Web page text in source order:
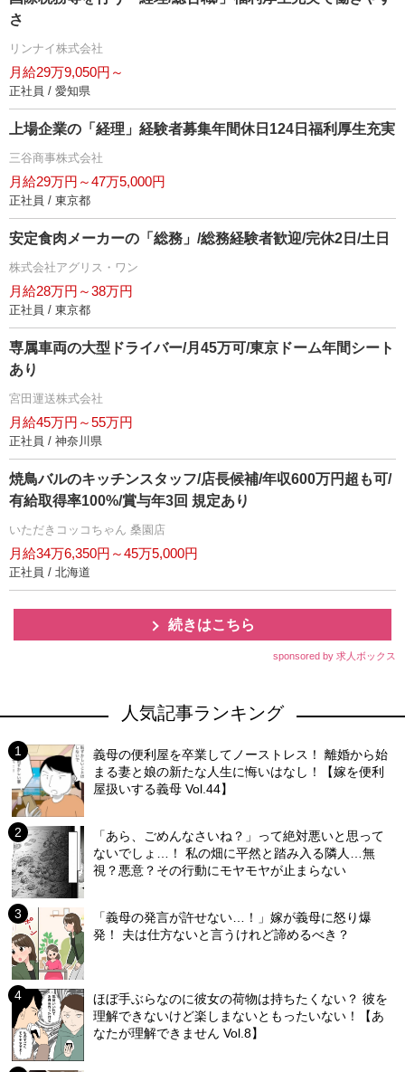
さ
リンナイ株式会社
月給29万9,050円～
正社員 / 愛知県
上場企業の「経理」経験者募集年間休日124日福利厚生充実
三谷商事株式会社
月給29万円～47万5,000円
正社員 / 東京都
安定食肉メーカーの「総務」/総務経験者歓迎/完休2日/土日
株式会社アグリス・ワン
月給28万円～38万円
正社員 / 東京都
専属車両の大型ドライバー/月45万可/東京ドーム年間シート
あり
宮田運送株式会社
月給45万円～55万円
正社員 / 神奈川県
焼鳥バルのキッチンスタッフ/店長候補/年収600万円超も可/
有給取得率100%/賞与年3回 規定あり
いただきコッコちゃん 桑園店
月給34万6,350円～45万5,000円
正社員 / 北海道
続きはこちら
sponsored by 求人ボックス
人気記事ランキング
義母の便利屋を卒業してノーストレス！ 離婚から始
まる妻と娘の新たな人生に悔いはなし！【嫁を便利
屋扱いする義母 Vol.44】
「あら、ごめんなさいね？」って絶対悪いと思って
ないでしょ…！ 私の畑に平然と踏み入る隣人…無
視？悪意？その行動にモヤモヤが止まらない
「義母の発言が許せない…！」嫁が義母に怒り爆
発！ 夫は仕方ないと言うけれど諦めるべき？
ほぼ手ぶらなのに彼女の荷物は持ちたくない？ 彼を
理解できないけど楽しまないともったいない！【あ
なたが理解できません Vol.8】